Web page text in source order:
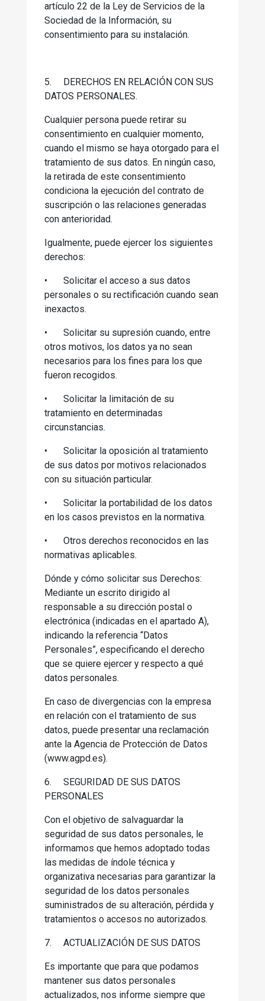
artículo 22 de la Ley de Servicios de la
Sociedad de la Información, su
consentimiento para su instalación.
5.
DERECHOS EN RELACIÓN CON SUS
DATOS PERSONALES.
Cualquier persona puede retirar su
consentimiento en cualquier momento,
cuando el mismo se haya otorgado para el
tratamiento de sus datos. En ningún caso,
la retirada de este consentimiento
condiciona la ejecución del contrato de
suscripción o las relaciones generadas
con anterioridad.
Igualmente, puede ejercer los siguientes
derechos:
•
Solicitar el acceso a sus datos
personales o su rectificación cuando sean
inexactos.
•
Solicitar su supresión cuando, entre
otros motivos, los datos ya no sean
necesarios para los fines para los que
fueron recogidos.
•
Solicitar la limitación de su
tratamiento en determinadas
circunstancias.
•
Solicitar la oposición al tratamiento
de sus datos por motivos relacionados
con su situación particular.
•
Solicitar la portabilidad de los datos
en los casos previstos en la normativa.
•
Otros derechos reconocidos en las
normativas aplicables.
Dónde y cómo solicitar sus Derechos:
Mediante un escrito dirigido al
responsable a su dirección postal o
electrónica (indicadas en el apartado A),
indicando la referencia “Datos
Personales”, especificando el derecho
que se quiere ejercer y respecto a qué
datos personales.
En caso de divergencias con la empresa
en relación con el tratamiento de sus
datos, puede presentar una reclamación
ante la Agencia de Protección de Datos
(www.agpd.es).
6.
SEGURIDAD DE SUS DATOS
PERSONALES
Con el objetivo de salvaguardar la
seguridad de sus datos personales, le
informamos que hemos adoptado todas
las medidas de índole técnica y
organizativa necesarias para garantizar la
seguridad de los datos personales
suministrados de su alteración, pérdida y
tratamientos o accesos no autorizados.
7. ACTUALIZACIÓN DE SUS DATOS
Es importante que para que podamos
mantener sus datos personales
actualizados, nos informe siempre que